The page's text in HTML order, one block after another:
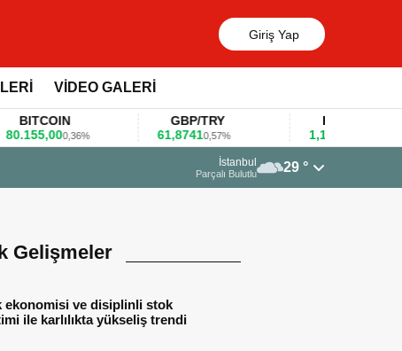
Giriş Yap
VİDEO GALERİ
0,36%
GBP/TRY
61,87410,57%
EUR/USD
1,17810,47%
İstanbul
Parçalı Bulutlu 29 °
Gelişmeler
ekonomisi ve disiplinli stok
ile karlılıkta yükseliş trendi